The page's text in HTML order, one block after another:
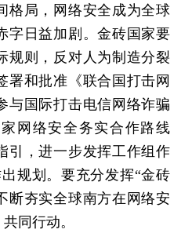
格局，网络安全成为全球
字日益加剧。金砖国家要
规则，反对人为制造分裂
署和批准《联合国打击网
与国际打击电信网络诈骗
网络安全务实合作路线
引，进一步发挥工作组作
规划。要充分发挥“金砖
断夯实全球南方在网络安
同行动。